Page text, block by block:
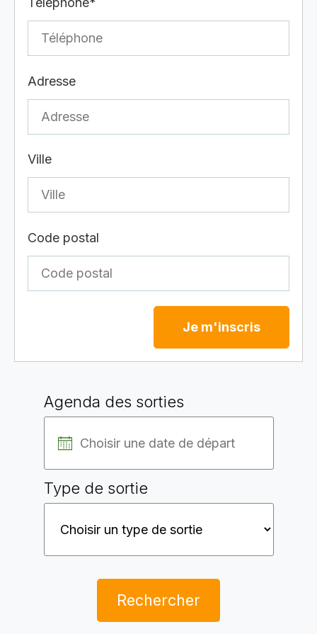
Adresse
Ville
Code postal
Je m'inscris
Agenda des sorties
Type de sortie
Rechercher